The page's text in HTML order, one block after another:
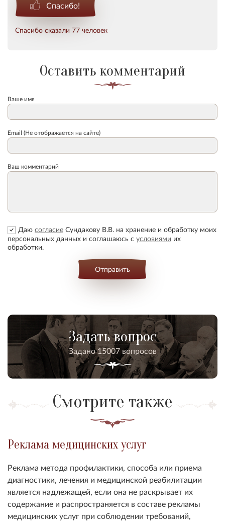
Спасибо!
Спасибо сказали 77 человек
Оставить комментарий
Ваше имя
Email (Не отображается на сайте)
Ваш комментарий
Даю согласие Сундакову В.В. на хранение и обработку моих
персональных данных и соглашаюсь с условиями их
обработки.
Отправить
Задать вопрос
Задано 15007 вопросов
Смотрите также
Реклама медицинских услуг
Реклама метода профилактики, способа или приема
диагностики, лечения и медицинской реабилитации
является надлежащей, если она не раскрывает их
содержание и распространяется в составе рекламы
медицинских услуг при соблюдении требований,